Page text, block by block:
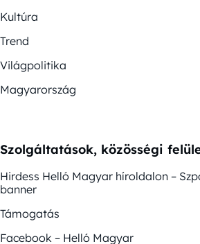
Kultúra
Trend
Világpolitika
Magyarország
Szolgáltatások, közösségi
Hirdess Helló Magyar híroldalon –
banner
Támogatás
Facebook – Helló Magyar